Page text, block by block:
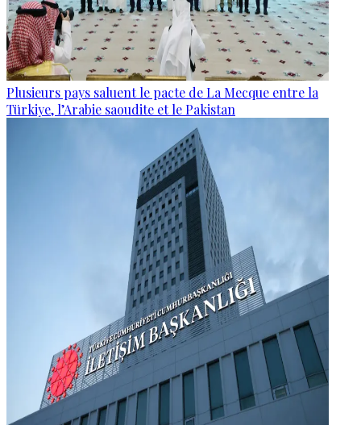
Plusieurs pays saluent le pacte de La Mecque entre la
Türkiye, l’Arabie saoudite et le Pakistan